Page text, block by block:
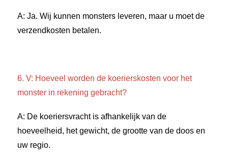
A: Ja. Wij kunnen monsters leveren, maar u moet de
verzendkosten betalen.
6. V: Hoeveel worden de koerierskosten voor het
monster in rekening gebracht?
A: De koeriersvracht is afhankelijk van de
hoeveelheid, het gewicht, de grootte van de doos en
uw regio.